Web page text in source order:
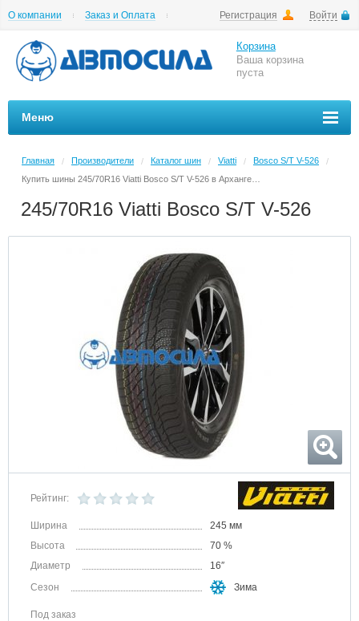
Регистрация Войти
О компании
Заказ и Оплата
Корзина
Ваша корзина
пуста
Меню
Главная / Производители / Каталог шин / Viatti / Bosco S/T V-526
/
245/70R16 Viatti Bosco S/T V-526
Рейтинг:
Ширина
245 мм
Высота
70 %
Диаметр
16″
Сезон
Зима
Под заказ